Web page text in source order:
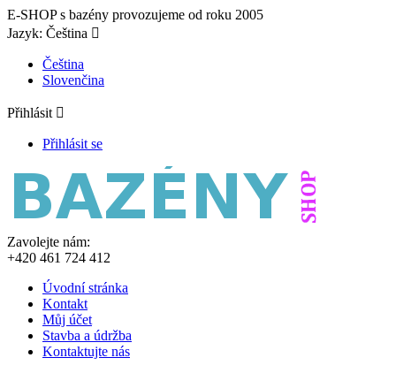
E-SHOP s bazény provozujeme od roku 2005
Jazyk: Čeština 
Čeština
Slovenčina
Přihlásit 
Přihlásit se
Zavolejte nám:
+420 461 724 412
Úvodní stránka
Kontakt
Můj účet
Stavba a údržba
Kontaktujte nás